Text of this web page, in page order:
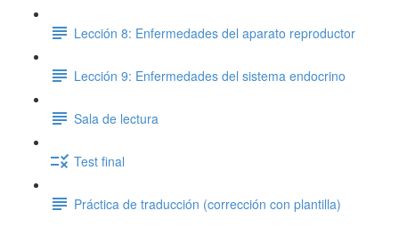
Lección 8: Enfermedades del aparato reproductor
Lección 9: Enfermedades del sistema endocrino
Sala de lectura
Test final
Práctica de traducción (corrección con plantilla)